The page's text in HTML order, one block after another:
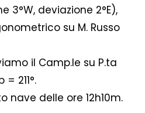
3°W, deviazione 2°E),
su M. Russo
il Camp.le su P.ta
211°.
nave delle ore 12h10m.